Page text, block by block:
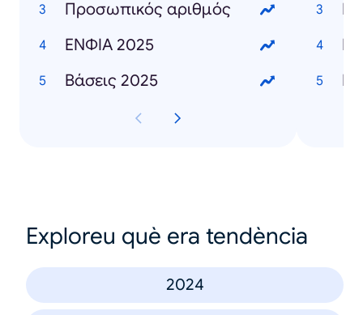
Προσωπικός αριθμός
ΕΝΦΙΑ 2025
Βάσεις 2025
Exploreu què era tendència
2024